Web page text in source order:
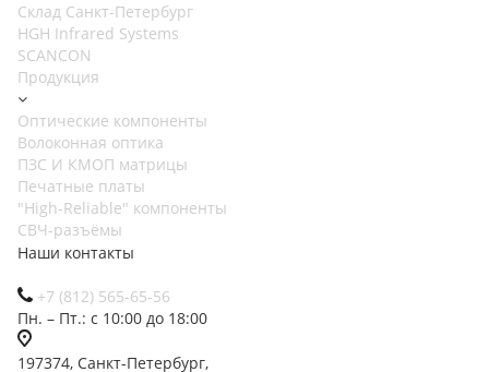
Cклад Санкт-Петербург
HGH Infrared Systems
SCANCON
Продукция
Оптические компоненты
Волоконная оптика
ПЗС И КМОП матрицы
Печатные платы
"High-Reliable" компоненты
СВЧ-разъёмы
Наши контакты
+7 (812) 565-65-56
Пн. – Пт.: с 10:00 до 18:00
197374, Санкт-Петербург,